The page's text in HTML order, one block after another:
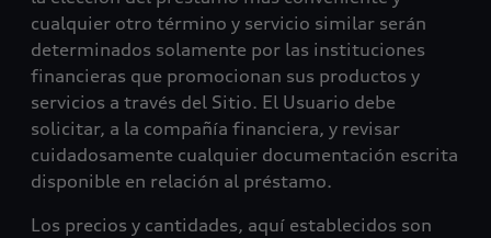
cualquier otro término y servicio similar serán
determinados solamente por las instituciones
financieras que promocionan sus productos y
servicios a través del Sitio. El Usuario debe
solicitar, a la compañía financiera, y revisar
cuidadosamente cualquier documentación escrita
disponible en relación al préstamo.
Los precios y cantidades, aquí establecidos son